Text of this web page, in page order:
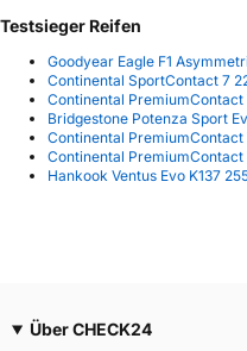
Testsieger Reifen
Goodyear Eagle F1
Continental SportContact 7
Continental PremiumContact
Bridgestone Potenza Sport
Continental PremiumContact
Continental PremiumContact
Hankook Ventus Evo K137
Über CHECK24